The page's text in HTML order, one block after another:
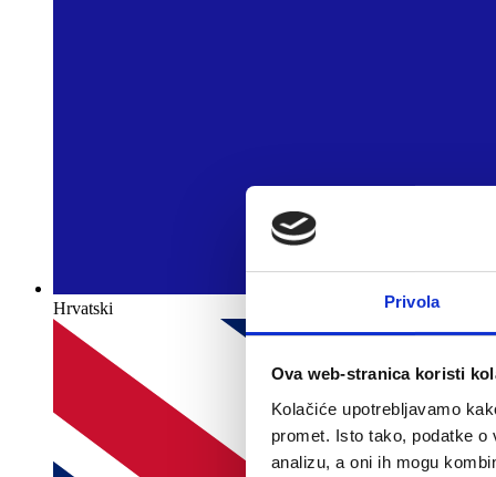
Privola
Ova web-stranica koristi
Kolačiće upotrebljavamo
promet. Isto tako, podatke
analizu, a oni ih mogu
Hrvatski